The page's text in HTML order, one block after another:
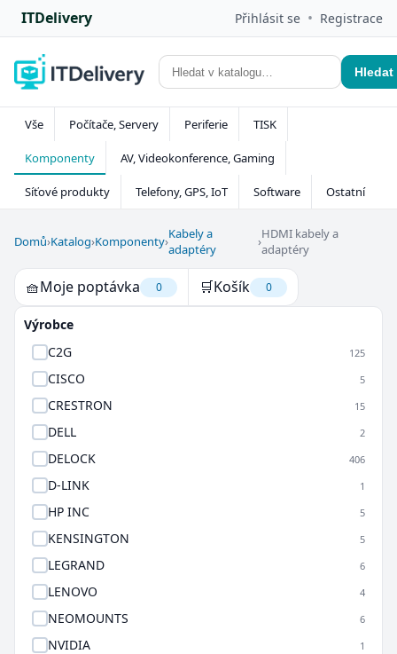
ITDelivery Přihlásit se • Registrace
Hledat
Vše Počítače, Servery Periferie TISK
Komponenty AV, Videokonference, Gaming
Síťové produkty Telefony, GPS, IoT Software Ostatní
Domů›Katalog›Komponenty›Kabely a
adaptéry
›HDMI kabely a
adaptéry
🧺Moje poptávka 0 🛒Košík 0
Výrobce
C2G
125
CISCO 5
CRESTRON 15
DELL 2
DELOCK 406
D-LINK 1
HP INC 5
KENSINGTON 5
LEGRAND 6
LENOVO 4
NEOMOUNTS 6
NVIDIA 1